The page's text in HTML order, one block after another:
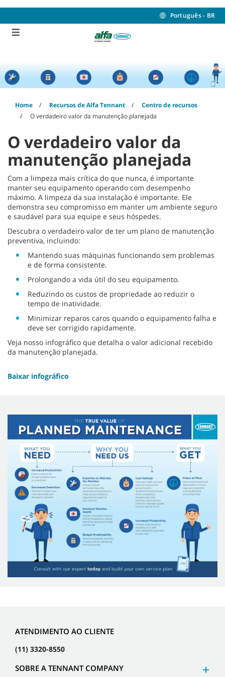
content
navigation
menu
Português - BR
Home Recursos de Alfa Tennant
Centro de recursos
O verdadeiro valor da manutenção planejada
O verdadeiro valor da
manutenção planejada
Com a limpeza mais crítica do que nunca, é importante
manter seu equipamento operando com desempenho
máximo. A limpeza da sua instalação é importante. Ele
demonstra seu compromisso em manter um ambiente seguro
e saudável para sua equipe e seus hóspedes.
Descubra o verdadeiro valor de ter um plano de manutenção
preventiva, incluindo:
Mantendo suas máquinas funcionando sem problemas
e de forma consistente.
Prolongando a vida útil do seu equipamento.
Reduzindo os custos de propriedade ao reduzir o
tempo de inatividade.
Minimizar reparos caros quando o equipamento falha e
deve ser corrigido rapidamente.
Veja nosso infográfico que detalha o valor adicional recebido
da manutenção planejada.
Baixar infográfico
ATENDIMENTO AO CLIENTE
(11) 3320-8550
SOBRE A TENNANT COMPANY